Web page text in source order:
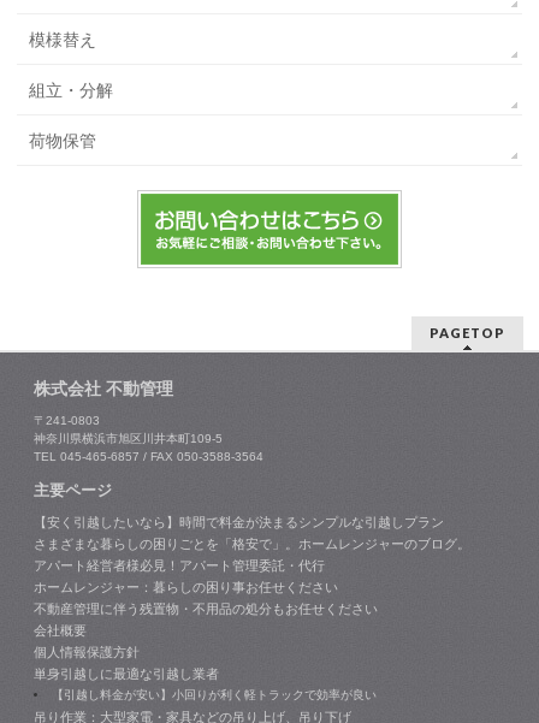
模様替え
組立・分解
荷物保管
PAGETOP
株式会社 不動管理
〒241-0803
神奈川県横浜市旭区川井本町109-5
TEL 045-465-6857 / FAX 050-3588-3564
主要ページ
【安く引越したいなら】時間で料金が決まるシンプルな引越しプラン
さまざまな暮らしの困りごとを「格安で」。ホームレンジャーのブログ。
アパート経営者様必見！アパート管理委託・代行
ホームレンジャー：暮らしの困り事お任せください
不動産管理に伴う残置物・不用品の処分もお任せください
会社概要
個人情報保護方針
単身引越しに最適な引越し業者
【引越し料金が安い】小回りが利く軽トラックで効率が良い
吊り作業：大型家電・家具などの吊り上げ、吊り下げ